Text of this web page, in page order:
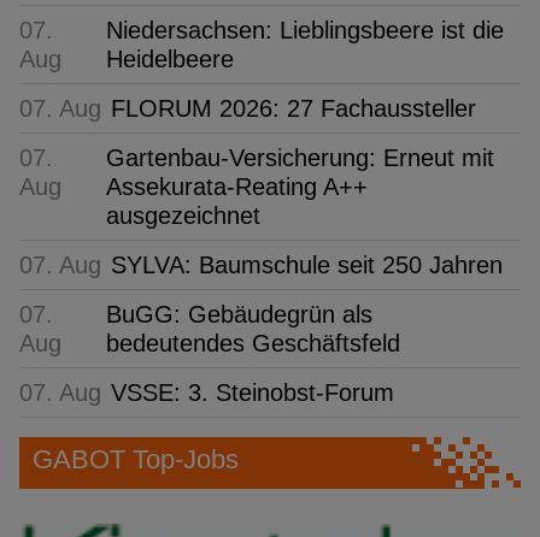
07.
Aug
Niedersachsen: Lieblingsbeere ist die
Heidelbeere
07. Aug FLORUM 2026: 27 Fachaussteller
07.
Aug
Gartenbau-Versicherung: Erneut mit
Assekurata-Reating A++
ausgezeichnet
07. Aug SYLVA: Baumschule seit 250 Jahren
07.
Aug
BuGG: Gebäudegrün als
bedeutendes Geschäftsfeld
07. Aug VSSE: 3. Steinobst-Forum
GABOT Top-Jobs